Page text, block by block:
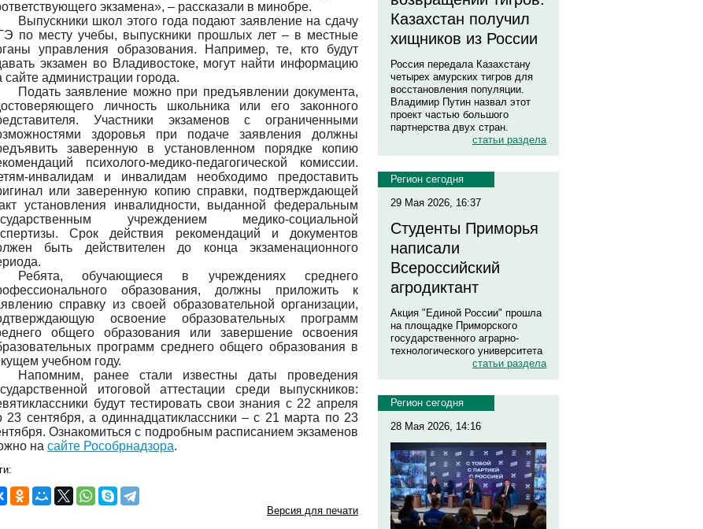
экзамена», – рассказали в минобре.
Выпускники школ этого года подают заявление на сдачу
по месту учебы, выпускники прошлых лет – в местные
управления образования. Например, те, кто будут
экзамен во Владивостоке, могут найти информацию
сайте администрации города.
Подать заявление можно при предъявлении документа,
личность школьника или его законного
Участники экзаменов с ограниченными
здоровья при подаче заявления должны
заверенную в установленном порядке копию
психолого-медико-педагогической комиссии.
инвалидам и инвалидам необходимо предоставить
или заверенную копию справки, подтверждающей
установления инвалидности, выданной федеральным
учреждением медико-социальной
Срок действия рекомендаций и документов
быть действителен до конца экзаменационного
Ребята, обучающиеся в учреждениях среднего
образования, должны приложить к
справку из своей образовательной организации,
освоение образовательных программ
общего образования или завершение освоения
программ среднего общего образования в
учебном году.
Напомним, ранее стали известны даты проведения
итоговой аттестации среди выпускников:
будут тестировать свои знания с 22 апреля
23 сентября, а одиннадцатиклассники – с 21 марта по 23
Ознакомиться с подробным расписанием экзаменов
на сайте Рособрнадзора.
Версия для печати
Казахстан получил
хищников из России
Россия передала Казахстану
четырех амурских тигров для
восстановления популяции.
Владимир Путин назвал этот
проект частью большого
партнерства двух стран.
статьи раздела
Регион сегодня
29 Мая 2026, 16:37
Студенты Приморья
написали
Всероссийский
агродиктант
Акция "Единой России" прошла
на площадке Приморского
государственного аграрно-
технологического университета
статьи раздела
Регион сегодня
28 Мая 2026, 14:16